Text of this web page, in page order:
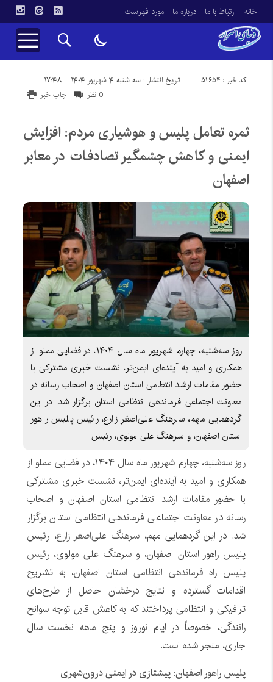
خانه ارتباط با ما درباره ما مورد فهرست
تاریخ انتشار : سه شنبه ۴ شهریور ۱۴۰۴ - ۱۷:۴۸ کد خبر : 51654
چاپ خبر 0 نظر
ثمره تعامل پلیس و هوشیاری مردم: افزایش
ایمنی و کاهش چشمگیر تصادفات در معابر
اصفهان
روز سه‌شنبه، چهارم شهریور ماه سال ۱۴۰۴، در فضایی مملو از
همکاری و امید به آینده‌ای ایمن‌تر، نشست خبری مشترکی با
حضور مقامات ارشد انتظامی استان اصفهان و اصحاب رسانه در
معاونت اجتماعی فرماندهی انتظامی استان برگزار شد. در این
گردهمایی مهم، سرهنگ علی‌اصغر زارع، رئیس پلیس راهور
استان اصفهان، و سرهنگ علی مولوی، رئیس
روز سه‌شنبه، چهارم شهریور ماه سال ۱۴۰۴، در فضایی مملو از
همکاری و امید به آینده‌ای ایمن‌تر، نشست خبری مشترکی
با حضور مقامات ارشد انتظامی استان اصفهان و اصحاب
رسانه در معاونت اجتماعی فرماندهی انتظامی استان برگزار
شد. در این گردهمایی مهم،سرهنگ علی‌اصغر زارع، رئیس
پلیس راهور استان اصفهان، و سرهنگ علی مولوی،رئیس
پلیس راه فرماندهی انتظامی استان اصفهان، به تشریح
اقدامات گسترده و نتایج درخشان حاصل از طرح‌های
ترافیکی و انتظامی پرداختند که به کاهش قابل توجه سوانح
رانندگی، خصوصاً در ایام نوروز و پنج ماهه نخست سال
جاری، منجر شده است.
پلیس راهور اصفهان: پیشتازی در ایمنی درون‌شهری